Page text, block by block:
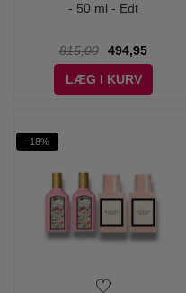
- 50 ml - Edt
815,00
494,95
LÆG I KURV
-18%